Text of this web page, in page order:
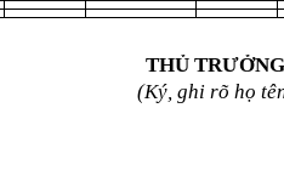
THỦ
(Ký, ghi rõ họ